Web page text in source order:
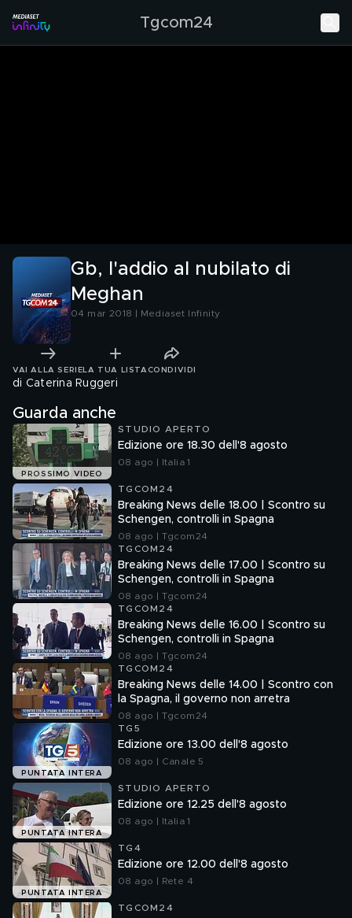
Tgcom24
Gb, l'addio al nubilato di
Meghan
04 mar 2018 | Mediaset Infinity
VAI ALLA SERIE LA TUA LISTA CONDIVIDI
di Caterina Ruggeri
Guarda anche
PROSSIMO VIDEO
STUDIO APERTO
Edizione ore 18.30 dell'8 agosto
08 ago | Italia 1
TGCOM24
Breaking News delle 18.00 | Scontro su
Schengen, controlli in Spagna
08 ago | Tgcom24
TGCOM24
Breaking News delle 17.00 | Scontro su
Schengen, controlli in Spagna
08 ago | Tgcom24
TGCOM24
Breaking News delle 16.00 | Scontro su
Schengen, controlli in Spagna
08 ago | Tgcom24
TGCOM24
Breaking News delle 14.00 | Scontro con
la Spagna, il governo non arretra
08 ago | Tgcom24
PUNTATA INTERA
TG5
Edizione ore 13.00 dell'8 agosto
08 ago | Canale 5
PUNTATA INTERA
STUDIO APERTO
Edizione ore 12.25 dell'8 agosto
08 ago | Italia 1
PUNTATA INTERA
TG4
Edizione ore 12.00 dell'8 agosto
08 ago | Rete 4
TGCOM24